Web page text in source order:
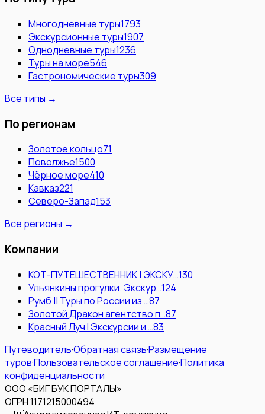
Многодневные туры1793
Экскурсионные туры1907
Однодневные туры1236
Туры на море546
Гастрономические туры309
Все типы →
По регионам
Золотое кольцо71
Поволжье1500
Чёрное море410
Кавказ221
Северо-Запад153
Все регионы →
Компании
КОТ-ПУТЕШЕСТВЕННИК | ЭКСКУ…130
Ульянкины прогулки. Экскур…124
Румб || Туры по России из …87
Золотой Дракон агентство п…87
Красный Луч l Экскурсии и …83
Путеводитель·Обратная связь·Размещение
туров·Пользовательское соглашение·Политика
конфиденциальности
ООО «БИГ БУК ПОРТАЛЫ»
ОГРН 1171215000494